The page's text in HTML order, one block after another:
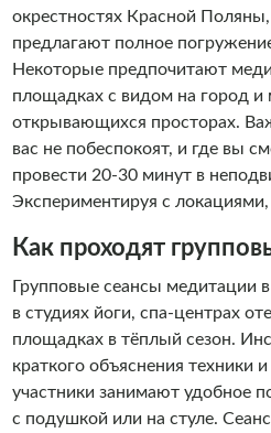
окрестностях Красной
предлагают полное
Некоторые предпочитают
площадках с видом на город и
открывающихся просторах.
вас не побеспокоят, и где вы
провести 20-30 минут в
Экспериментируя с
Как проходят
Групповые сеансы медитации
в студиях йоги, спа-центрах
площадках в тёплый сезон.
краткого объяснения техники
участники занимают удобное
с подушкой или на стуле.